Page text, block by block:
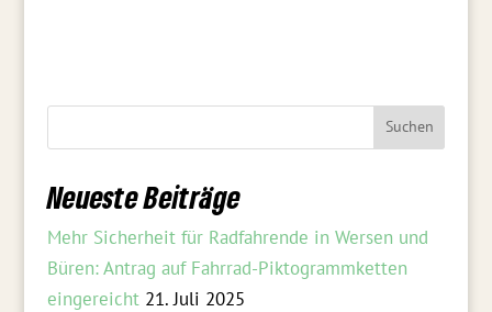
Neueste Beiträge
Mehr Sicherheit für Radfahrende in Wersen und
Büren: Antrag auf Fahrrad-Piktogrammketten
eingereicht 21. Juli 2025